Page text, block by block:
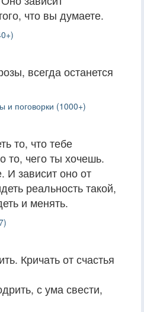
что вы думаете.
всегда останется
и поговорки (1000+)
то, что тебе
то, чего ты хочешь.
И зависит оно от
реальность такой,
и менять.
Кричать от счастья
с ума свести,